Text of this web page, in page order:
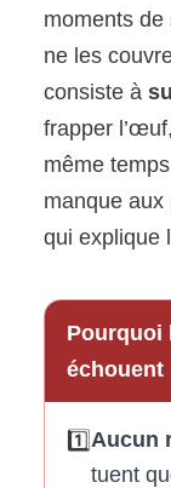
moments
ne les
consiste à
frapper
même
manque
qui explique
Pourquoi
échouent
1️⃣Aucun
tuent